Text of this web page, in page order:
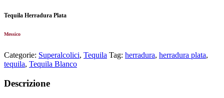
Tequila Herradura Plata
Messico
Categorie: Superalcolici, Tequila Tag: herradura, herradura plata,
tequila, Tequila Blanco
Descrizione